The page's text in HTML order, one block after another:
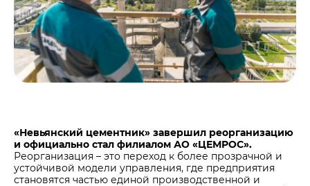
«Невьянский цементник» завершил реорганизацию
и официально стал филиалом АО «ЦЕМРОС».
Реорганизация – это переход к более прозрачной и
устойчивой модели управления, где предприятия
становятся частью единой производственной и
Центры дистрибуции
Реализация ТМЦ и непрофильных активов
Политика в области закупок
В помощь поставщику
Не только цемент
Люди ЦЕМРОСа
Технологии и тренды
Издание для клиентов
Пресса о нас
Контакты